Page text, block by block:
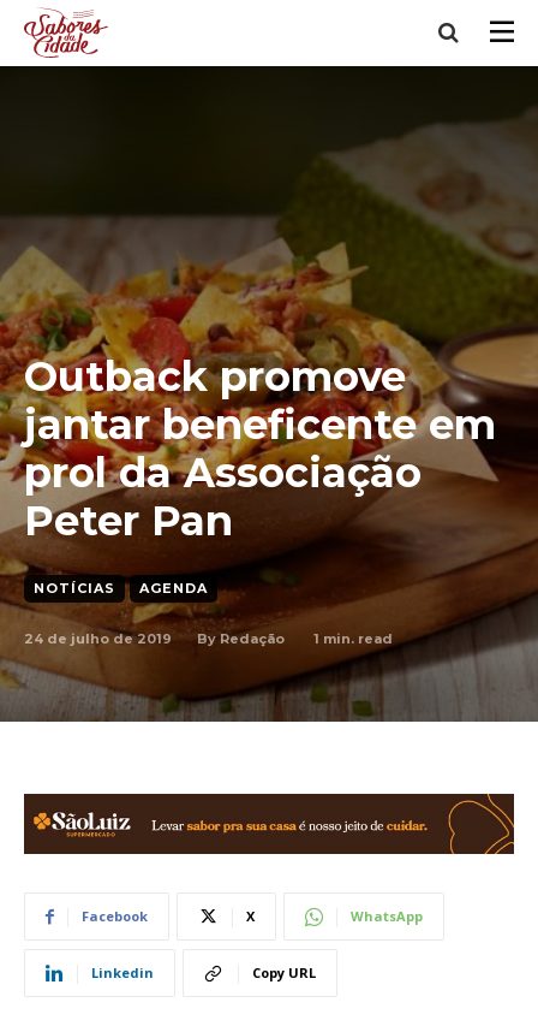
Outback promove
jantar beneficente em
prol da Associação
Peter Pan
NOTÍCIAS AGENDA
24 de julho de 2019 By Redação 1 min. read
Facebook X WhatsApp
Linkedin Copy URL